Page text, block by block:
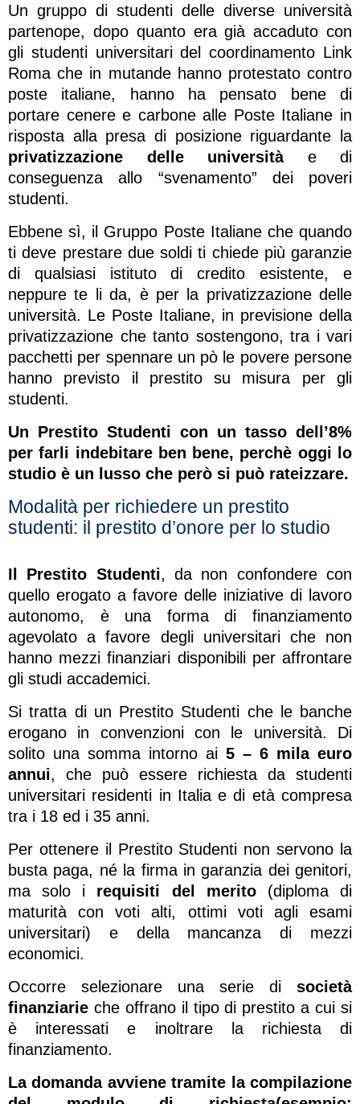
Un gruppo di studenti delle diverse università
partenope, dopo quanto era già accaduto con
gli studenti universitari del coordinamento Link
Roma che in mutande hanno protestato contro
poste italiane, hanno ha pensato bene di
portare cenere e carbone alle Poste Italiane in
risposta alla presa di posizione riguardante la
privatizzazione delle universitàe di
conseguenza allo “svenamento” dei poveri
studenti.
Ebbene sì, il Gruppo Poste Italiane che quando
ti deve prestare due soldi ti chiede più garanzie
di qualsiasi istituto di credito esistente, e
neppure te li da, è per la privatizzazione delle
università. Le Poste Italiane, in previsione della
privatizzazione che tanto sostengono, tra i vari
pacchetti per spennare un pò le povere persone
hanno previsto il prestito su misura per gli
studenti.
Un Prestito Studenti con un tasso dell’8%
per farli indebitare ben bene, perchè oggi lo
studio è un lusso che però si può rateizzare.
Modalità per richiedere un prestito
studenti: il prestito d’onore per lo studio
Il Prestito Studenti, da non confondere con
quello erogato a favore delle iniziative di lavoro
autonomo, è una forma di finanziamento
agevolato a favore degli universitari che non
hanno mezzi finanziari disponibili per affrontare
gli studi accademici.
Si tratta di un Prestito Studenti che le banche
erogano in convenzioni con le università. Di
solito una somma intorno ai 5 – 6 mila euro
annui, che può essere richiesta da studenti
universitari residenti in Italia e di età compresa
tra i 18 ed i 35 anni.
Per ottenere il Prestito Studenti non servono la
busta paga, né la firma in garanzia dei genitori,
ma solo i requisiti del merito(diploma di
maturità con voti alti, ottimi voti agli esami
universitari) e della mancanza di mezzi
economici.
Occorre selezionare una serie di società
finanziarie che offrano il tipo di prestito a cui si
è interessati e inoltrare la richiesta di
finanziamento.
La domanda avviene tramite la compilazione